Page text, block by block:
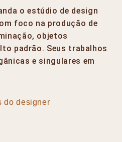
o estúdio de design
foco na produção de
objetos
padrão. Seus trabalhos
e singulares em
do designer